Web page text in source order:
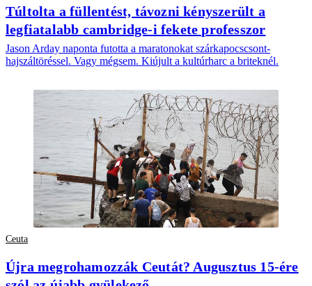
Túltolta a füllentést, távozni kényszerült a
legfiatalabb cambridge-i fekete professzor
Jason Arday naponta futotta a maratonokat szárkapocscsont-
hajszáltöréssel. Vagy mégsem. Kiújult a kultúrharc a briteknél.
Ceuta
Újra megrohamozzák Ceutát? Augusztus 15-ére